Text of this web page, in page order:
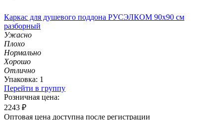
Каркас для душевого поддона РУСЭЛКОМ 90х90 см
разборный
Ужасно
Плохо
Нормально
Хорошо
Отлично
Упаковка: 1
Перейти в группу
Розничная цена:
2243 ₽
Оптовая цена доступна после регистрации